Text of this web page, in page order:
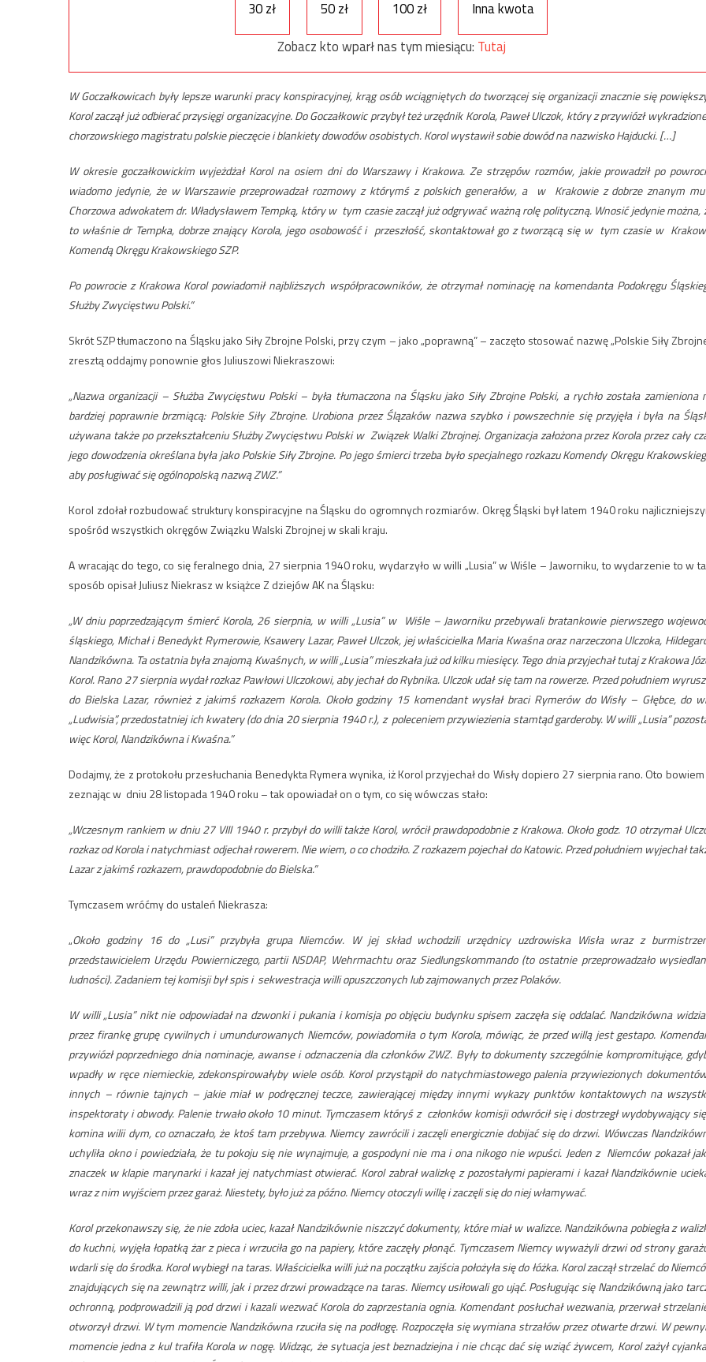
30 zł 50 zł 100 zł
Inna kwota
Zobacz kto wparł nas tym miesiącu: Tutaj
W Goczałkowicach były lepsze warunki pracy konspiracyjnej, krąg osób wciągniętych do tworzącej się organizacji znacznie się
Korol zaczął już odbierać przysięgi organizacyjne. Do Goczałkowic przybył też urzędnik Korola, Paweł Ulczok, który z przywiózł
chorzowskiego magistratu polskie pieczęcie i blankiety dowodów osobistych. Korol wystawił sobie dowód na nazwisko Hajducki. […]
W okresie goczałkowickim wyjeżdżał Korol na osiem dni do Warszawy i Krakowa. Ze strzępów rozmów, jakie prowadził po
wiadomo jedynie, że w Warszawie przeprowadzał rozmowy z którymś z polskich generałów, a w Krakowie z dobrze znanym
Chorzowa adwokatem dr. Władysławem Tempką, który w tym czasie zaczął już odgrywać ważną rolę polityczną. Wnosić jedynie można,
to właśnie dr Tempka, dobrze znający Korola, jego osobowość i przeszłość, skontaktował go z tworzącą się w tym czasie w
Komendą Okręgu Krakowskiego SZP.
Po powrocie z Krakowa Korol powiadomił najbliższych współpracowników, że otrzymał nominację na komendanta Podokręgu
Służby Zwycięstwu Polski.”
Skrót SZP tłumaczono na Śląsku jako Siły Zbrojne Polski, przy czym – jako „poprawną” – zaczęto stosować nazwę „Polskie Siły
zresztą oddajmy ponownie głos Juliuszowi Niekraszowi:
„Nazwa organizacji – Służba Zwycięstwu Polski – była tłumaczona na Śląsku jako Siły Zbrojne Polski, a rychło została zamieniona
bardziej poprawnie brzmiącą: Polskie Siły Zbrojne. Urobiona przez Ślązaków nazwa szybko i powszechnie się przyjęła i była na
używana także po przekształceniu Służby Zwycięstwu Polski w Związek Walki Zbrojnej. Organizacja założona przez Korola przez cały
jego dowodzenia określana była jako Polskie Siły Zbrojne. Po jego śmierci trzeba było specjalnego rozkazu Komendy Okręgu
aby posługiwać się ogólnopolską nazwą ZWZ.”
Korol zdołał rozbudować struktury konspiracyjne na Śląsku do ogromnych rozmiarów. Okręg Śląski był latem 1940 roku
spośród wszystkich okręgów Związku Walski Zbrojnej w skali kraju.
A wracając do tego, co się feralnego dnia, 27 sierpnia 1940 roku, wydarzyło w willi „Lusia” w Wiśle – Jaworniku, to wydarzenie to w
sposób opisał Juliusz Niekrasz w książce Z dziejów AK na Śląsku:
„W dniu poprzedzającym śmierć Korola, 26 sierpnia, w willi „Lusia” w Wiśle – Jaworniku przebywali bratankowie pierwszego
śląskiego, Michał i Benedykt Rymerowie, Ksawery Lazar, Paweł Ulczok, jej właścicielka Maria Kwaśna oraz narzeczona Ulczoka,
Nandzikówna. Ta ostatnia była znajomą Kwaśnych, w willi „Lusia” mieszkała już od kilku miesięcy. Tego dnia przyjechał tutaj z Krakowa
Korol. Rano 27 sierpnia wydał rozkaz Pawłowi Ulczokowi, aby jechał do Rybnika. Ulczok udał się tam na rowerze. Przed południem
do Bielska Lazar, również z jakimś rozkazem Korola. Około godziny 15 komendant wysłał braci Rymerów do Wisły – Głębce, do
„Ludwisia”, przedostatniej ich kwatery (do dnia 20 sierpnia 1940 r.), z poleceniem przywiezienia stamtąd garderoby. W willi „Lusia”
więc Korol, Nandzikówna i Kwaśna.”
Dodajmy, że z protokołu przesłuchania Benedykta Rymera wynika, iż Korol przyjechał do Wisły dopiero 27 sierpnia rano. Oto
zeznając w dniu 28 listopada 1940 roku – tak opowiadał on o tym, co się wówczas stało:
„Wczesnym rankiem w dniu 27 VIII 1940 r. przybył do willi także Korol, wrócił prawdopodobnie z Krakowa. Około godz. 10 otrzymał
rozkaz od Korola i natychmiast odjechał rowerem. Nie wiem, o co chodziło. Z rozkazem pojechał do Katowic. Przed południem wyjechał
Lazar z jakimś rozkazem, prawdopodobnie do Bielska.”
Tymczasem wróćmy do ustaleń Niekrasza:
„Około godziny 16 do „Lusi” przybyła grupa Niemców. W jej skład wchodzili urzędnicy uzdrowiska Wisła wraz z
przedstawicielem Urzędu Powierniczego, partii NSDAP, Wehrmachtu oraz Siedlungskommando (to ostatnie przeprowadzało
ludności). Zadaniem tej komisji był spis i sekwestracja willi opuszczonych lub zajmowanych przez Polaków.
W willi „Lusia” nikt nie odpowiadał na dzwonki i pukania i komisja po objęciu budynku spisem zaczęła się oddalać. Nandzikówna
przez firankę grupę cywilnych i umundurowanych Niemców, powiadomiła o tym Korola, mówiąc, że przed willą jest gestapo.
przywiózł poprzedniego dnia nominacje, awanse i odznaczenia dla członków ZWZ. Były to dokumenty szczególnie kompromitujące,
wpadły w ręce niemieckie, zdekonspirowałyby wiele osób. Korol przystąpił do natychmiastowego palenia przywiezionych
innych – równie tajnych – jakie miał w podręcznej teczce, zawierającej między innymi wykazy punktów kontaktowych na
inspektoraty i obwody. Palenie trwało około 10 minut. Tymczasem któryś z członków komisji odwrócił się i dostrzegł wydobywający
komina wilii dym, co oznaczało, że ktoś tam przebywa. Niemcy zawrócili i zaczęli energicznie dobijać się do drzwi. Wówczas
uchyliła okno i powiedziała, że tu pokoju się nie wynajmuje, a gospodyni nie ma i ona nikogo nie wpuści. Jeden z Niemców pokazał
znaczek w klapie marynarki i kazał jej natychmiast otwierać. Korol zabrał walizkę z pozostałymi papierami i kazał Nandzikównie
wraz z nim wyjściem przez garaż. Niestety, było już za późno. Niemcy otoczyli willę i zaczęli się do niej włamywać.
Korol przekonawszy się, że nie zdoła uciec, kazał Nandzikównie niszczyć dokumenty, które miał w walizce. Nandzikówna pobiegła z
do kuchni, wyjęła łopatką żar z pieca i wrzuciła go na papiery, które zaczęły płonąć. Tymczasem Niemcy wyważyli drzwi od strony
wdarli się do środka. Korol wybiegł na taras. Właścicielka willi już na początku zajścia położyła się do łóżka. Korol zaczął strzelać do
znajdujących się na zewnątrz willi, jak i przez drzwi prowadzące na taras. Niemcy usiłowali go ująć. Posługując się Nandzikówną jako
ochronną, podprowadzili ją pod drzwi i kazali wezwać Korola do zaprzestania ognia. Komendant posłuchał wezwania, przerwał
otworzył drzwi. W tym momencie Nandzikówna rzuciła się na podłogę. Rozpoczęła się wymiana strzałów przez otwarte drzwi. W
momencie jedna z kul trafiła Korola w nogę. Widząc, że sytuacja jest beznadziejna i nie chcąc dać się wziąć żywcem, Korol zażył